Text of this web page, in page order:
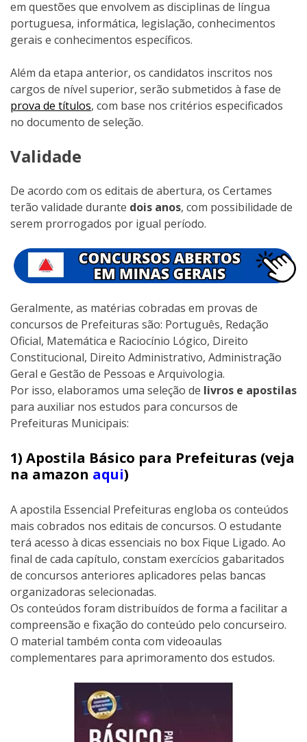
em questões que envolvem as disciplinas de língua
portuguesa, informática, legislação, conhecimentos
gerais e conhecimentos específicos.
Além da etapa anterior, os candidatos inscritos nos
cargos de nível superior, serão submetidos à fase de
prova de títulos, com base nos critérios especificados
no documento de seleção.
Validade
De acordo com os editais de abertura, os Certames
terão validade durante dois anos, com possibilidade de
serem prorrogados por igual período.
Geralmente, as matérias cobradas em provas de
concursos de Prefeituras são: Português, Redação
Oficial, Matemática e Raciocínio Lógico, Direito
Constitucional, Direito Administrativo, Administração
Geral e Gestão de Pessoas e Arquivologia.
Por isso, elaboramos uma seleção de livros e apostilas
para auxiliar nos estudos para concursos de
Prefeituras Municipais:
1) Apostila Básico para Prefeituras (veja
na amazon aqui)
A apostila Essencial Prefeituras engloba os conteúdos
mais cobrados nos editais de concursos. O estudante
terá acesso à dicas essenciais no box Fique Ligado. Ao
final de cada capítulo, constam exercícios gabaritados
de concursos anteriores aplicadores pelas bancas
organizadoras selecionadas.
Os conteúdos foram distribuídos de forma a facilitar a
compreensão e fixação do conteúdo pelo concurseiro.
O material também conta com videoaulas
complementares para aprimoramento dos estudos.